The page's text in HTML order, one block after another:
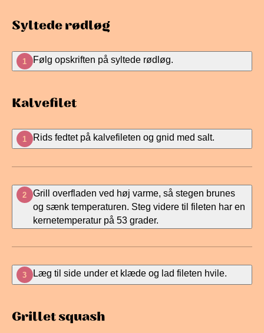
Syltede rødløg
1 Følg opskriften på syltede rødløg.
Kalvefilet
1 Rids fedtet på kalvefileten og gnid med salt.
2
Grill overfladen ved høj varme, så stegen brunes
og sænk temperaturen. Steg videre til fileten har en
kernetemperatur på 53 grader.
3 Læg til side under et klæde og lad fileten hvile.
Grillet squash